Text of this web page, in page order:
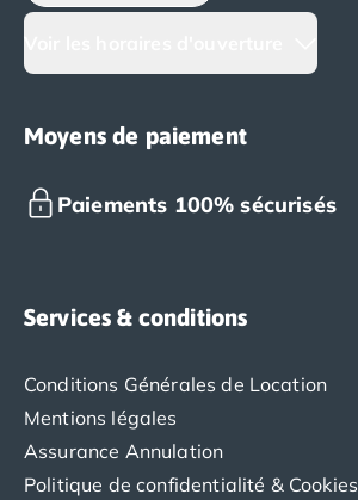
Moyens de paiement
Paiements 100% sécurisés
Services & conditions
Conditions Générales de Location
Mentions légales
Assurance Annulation
Politique de confidentialité & Cookies